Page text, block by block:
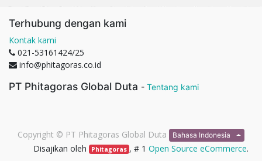
Terhubung dengan kami
Kontak kami
021-53161424/25
info@phitagoras.co.id
PT Phitagoras Global Duta - Tentang kami
Copyright © PT Phitagoras Global Duta Bahasa Indonesia
Disajikan oleh Phitagoras , # 1 Open Source eCommerce.